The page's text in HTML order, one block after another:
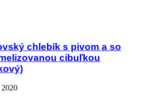
chlebík s pivom a so
cibuľkou
2020